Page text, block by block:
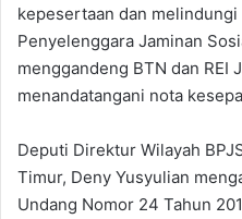
kepesertaan dan melindungi
Penyelenggara Jaminan
menggandeng BTN dan REI
menandatangani nota
Deputi Direktur Wilayah
Timur, Deny Yusyulian
Undang Nomor 24 Tahun